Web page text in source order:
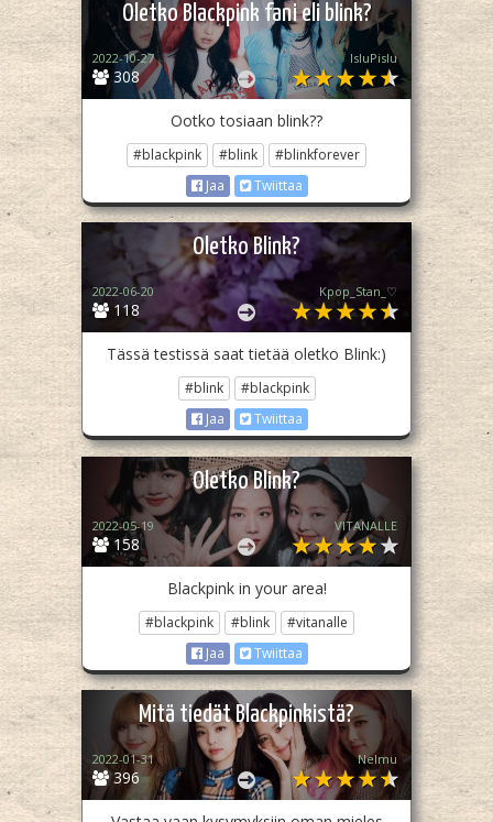
Oletko Blackpink fani eli blink?
308
2022-10-27 IsluPislu
Ootko tosiaan blink??
#blackpink #blink
#blinkforever
Jaa
Twiittaa
Oletko Blink?
118
2022-06-20 Kpop_Stan_♡
Tässä testissä saat tietää oletko Blink:)
#blink
#blackpink
Jaa
Twiittaa
Oletko Blink?
158
2022-05-19 VITANALLE
Blackpink in your area!
#blackpink #blink
#vitanalle
Jaa
Twiittaa
Mitä tiedät Blackpinkistä?
396
2022-01-31 Nelmu